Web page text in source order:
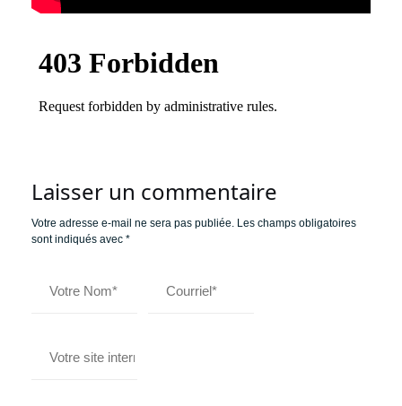
Laisser un commentaire
Votre adresse e-mail ne sera pas publiée. Les champs obligatoires
sont indiqués avec *